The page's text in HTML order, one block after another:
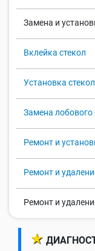
Замена и
Вклейка стекол
Установка стекол
Замена лобового
Ремонт и
Ремонт и
Ремонт и
★